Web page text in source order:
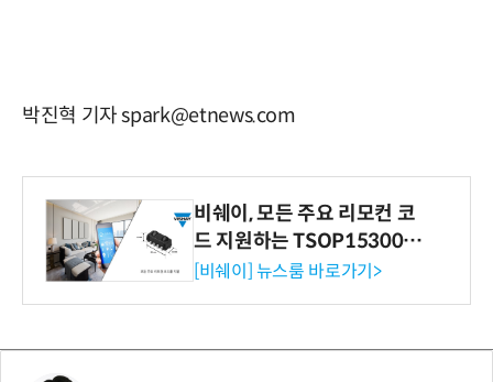
박진혁 기자 spark@etnews.com
비쉐이, 모든 주요 리모컨 코
드 지원하는 TSOP15300 시
리즈 IR 수신기 출시
[비쉐이] 뉴스룸 바로가기>